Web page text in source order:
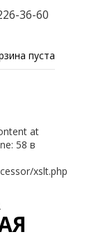
at
58 в
xslt.php
36-60
пуста